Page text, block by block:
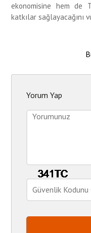
ekonomisine hem de
katkılar sağlayacağını
Yorum Yap